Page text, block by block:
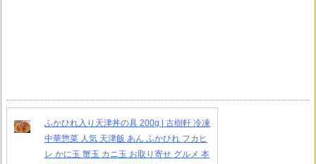
ふかひれ入り天津丼の具 200g | 古樹軒 冷凍
中華惣菜 人気 天津飯 あん ふかひれ フカヒ
レ かに玉 蟹玉 カニ玉 お取り寄せ グルメ 本